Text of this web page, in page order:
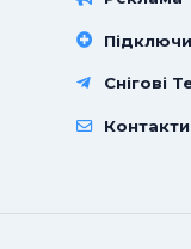
Снігові
Контакти